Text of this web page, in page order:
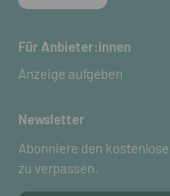
Für Anbieter:innen
Anzeige aufgeben
Newsletter
Abonniere den
zu verpassen.